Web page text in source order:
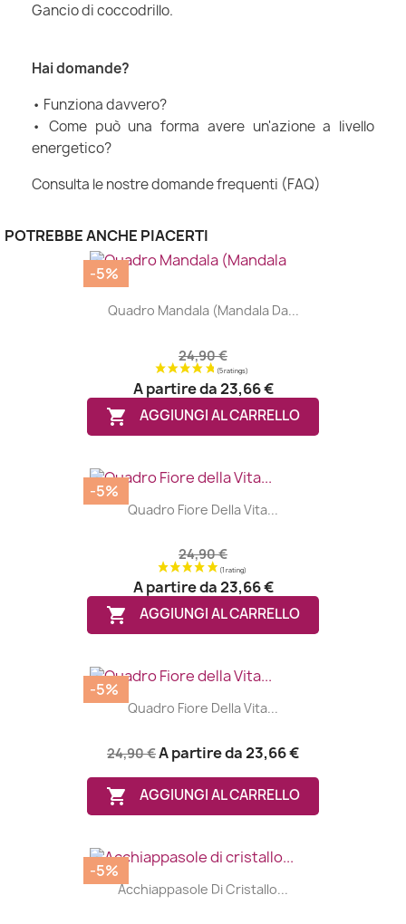
Gancio di coccodrillo.
Hai domande?
• Funziona davvero?
• Come può una forma avere un'azione a livello
energetico?
Consulta le nostre domande frequenti (FAQ)
POTREBBE ANCHE PIACERTI
Quadro Mandala (Mandala Da...
24,90 €
A partire da23,66 €
 AGGIUNGI AL CARRELLO
-5%
Quadro Fiore Della Vita...
24,90 €
A partire da23,66 €
 AGGIUNGI AL CARRELLO
-5%
Quadro Fiore Della Vita...
24,90 €A partire da23,66 €
 AGGIUNGI AL CARRELLO
-5%
Acchiappasole Di Cristallo...
-5%